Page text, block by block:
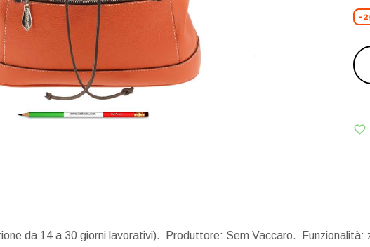
-
da 14 a 30 giorni lavorativi). Produttore: Sem Vaccaro.